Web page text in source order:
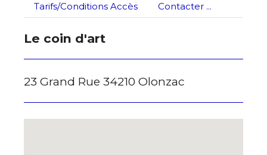
J'accepte lestermes et conditions
* Champ obligatoire
Nom
Statut / Organisation
Tarifs/Conditions Accès
Contacter ...
Le coin d'art
23 Grand Rue 34210 Olonzac